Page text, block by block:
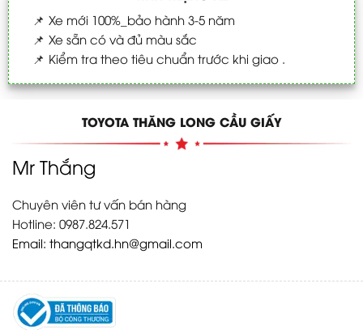
📌 Xe mới 100%_bảo hành 3-5 năm
📌 Xe sẵn có và đủ màu sắc
📌 Kiểm tra theo tiêu chuẩn trước khi giao .
TOYOTA THĂNG LONG CẦU GIẤY
Mr Thắng
Chuyên viên tư vấn bán hàng
Hotline: 0987.824.571
Email: thangqtkd.hn@gmail.com